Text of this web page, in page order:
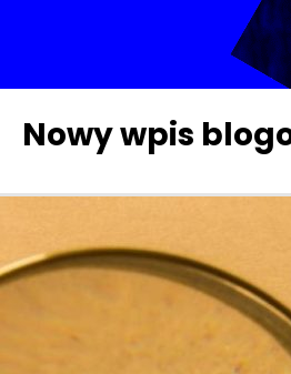
Nowy wpis